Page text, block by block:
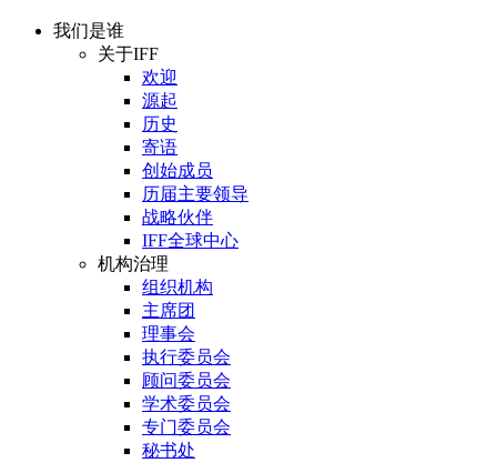
我们是谁
关于IFF
欢迎
源起
历史
寄语
创始成员
历届主要领导
战略伙伴
IFF全球中心
机构治理
组织机构
主席团
理事会
执行委员会
顾问委员会
学术委员会
专门委员会
秘书处